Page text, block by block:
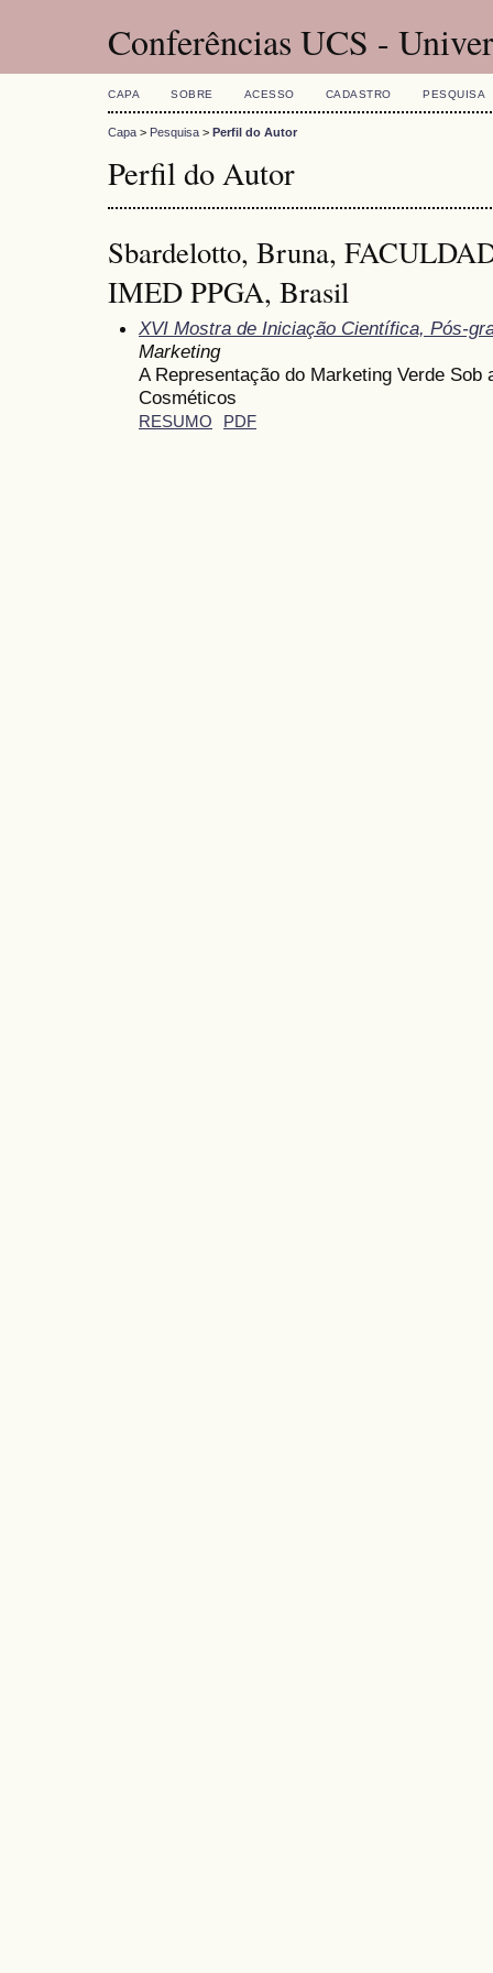
Conferências UCS -
CAPA SOBRE ACESSO CADASTRO PESQUISA
Capa > Pesquisa > Perfil do Autor
Perfil do Autor
Sbardelotto, Bruna,
IMED PPGA, Brasil
XVI Mostra de Iniciação Científica, Pós-
Marketing
A Representação do Marketing Verde
Cosméticos
RESUMO PDF